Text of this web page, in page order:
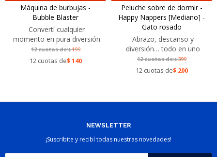
Máquina de burbujas -
Bubble Blaster
Convertí cualquier
momento en pura diversión
12 cuotas de:$199
12 cuotas de$140
Peluche sobre de dormir -
Happy Nappers [Mediano] -
Gato rosado
Abrazo, descanso y
diversión… todo en uno
12 cuotas de:$399
12 cuotas de$ 200
NEWSLETTER
¡Suscribite y recibí todas nuestras novedades!